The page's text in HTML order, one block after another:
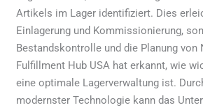
Artikels im Lager identifiziert. Dies
Einlagerung und Kommissionierung,
Bestandskontrolle und die Planung von
Fulfillment Hub USA hat erkannt, wie
eine optimale Lagerverwaltung ist.
modernster Technologie kann das